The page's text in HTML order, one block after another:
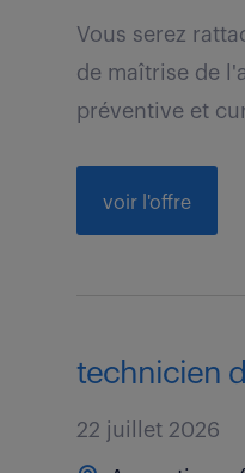
Vous serez
de maîtrise de
préventive et
voir l'offre
technicien
22 juillet 2026